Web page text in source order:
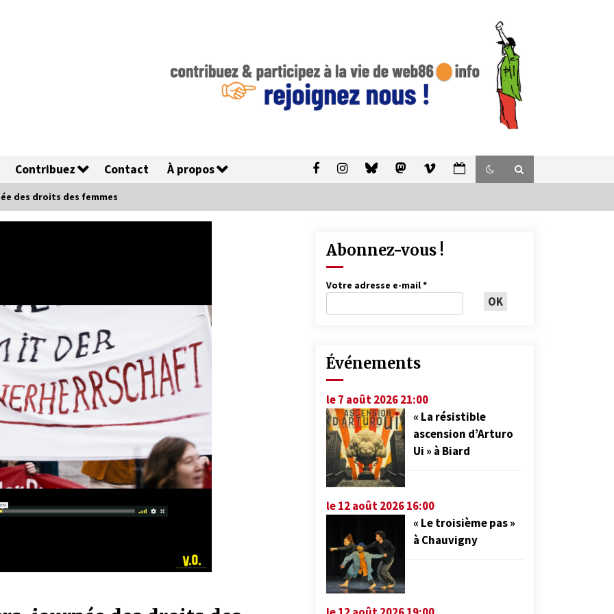
Contribuez Contact À propos
des droits des femmes
Abonnez-vous !
Votre adresse e-mail*
Événements
le 7 août 2026 21:00
« La résistible
ascension d’Arturo
Ui » à Biard
le 12 août 2026 16:00
« Le troisième pas »
à Chauvigny